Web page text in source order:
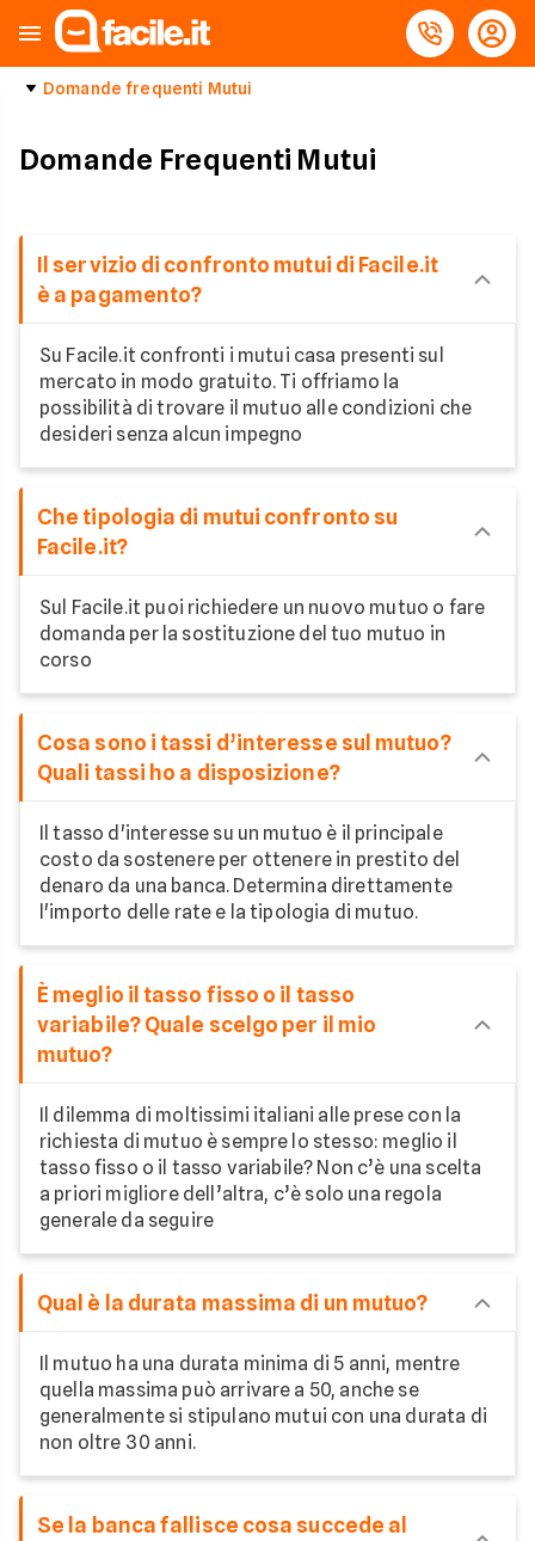
Domande frequenti Mutui
Domande Frequenti Mutui
Il servizio di confronto mutui di Facile.it
è a pagamento?
Su Facile.it confronti i mutui casa presenti sul
mercato in modo gratuito. Ti offriamo la
possibilità di trovare il mutuo alle condizioni che
desideri senza alcun impegno
Che tipologia di mutui confronto su
Facile.it?
Sul Facile.it puoi richiedere un nuovo mutuo o fare
domanda per la sostituzione del tuo mutuo in
corso
Cosa sono i tassi d’interesse sul mutuo?
Quali tassi ho a disposizione?
Il tasso d'interesse su un mutuo è il principale
costo da sostenere per ottenere in prestito del
denaro da una banca. Determina direttamente
l'importo delle rate e la tipologia di mutuo.
È meglio il tasso fisso o il tasso
variabile? Quale scelgo per il mio
mutuo?
Il dilemma di moltissimi italiani alle prese con la
richiesta di mutuo è sempre lo stesso: meglio il
tasso fisso o il tasso variabile? Non c’è una scelta
a priori migliore dell’altra, c’è solo una regola
generale da seguire
Qual è la durata massima di un mutuo?
Il mutuo ha una durata minima di 5 anni, mentre
quella massima può arrivare a 50, anche se
generalmente si stipulano mutui con una durata di
non oltre 30 anni.
Se la banca fallisce cosa succede al